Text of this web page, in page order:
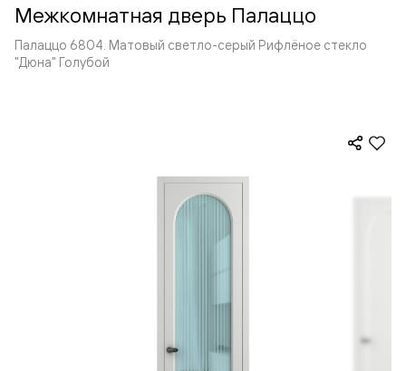
Межкомнатная дверь Палаццо
Палаццо 6804. Матовый светло-серый Рифлёное стекло
"Дюна" Голубой